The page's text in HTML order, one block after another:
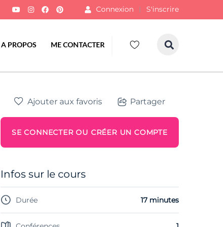
Connexion S'inscrire
A PROPOS ME CONTACTER
Ajouter aux favoris Partager
SE CONNECTER OU CRÉER UN COMPTE
Infos sur le cours
Durée 17 minutes